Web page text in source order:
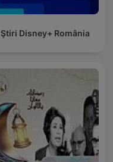
Ştiri Disney+ România